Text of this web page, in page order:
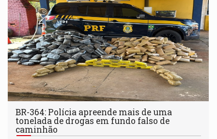
BR-364: Polícia apreende mais de uma
tonelada de drogas em fundo falso de
caminhão